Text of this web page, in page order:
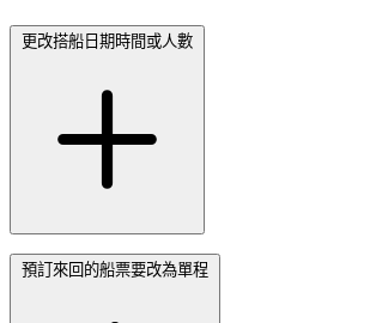
更改搭船日期時間或人數
預訂來回的船票要改為單程